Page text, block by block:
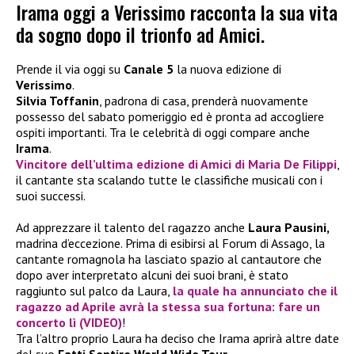
Irama oggi a Verissimo racconta la sua vita
da sogno dopo il trionfo ad Amici.
Prende il via oggi su Canale 5 la nuova edizione di
Verissimo.
Silvia Toffanin, padrona di casa, prenderà nuovamente
possesso del sabato pomeriggio ed è pronta ad accogliere
ospiti importanti. Tra le celebrità di oggi compare anche
Irama.
Vincitore dell’ultima edizione di Amici di Maria De Filippi,
il cantante sta scalando tutte le classifiche musicali con i
suoi successi.
Ad apprezzare il talento del ragazzo anche Laura Pausini,
madrina d’eccezione. Prima di esibirsi al Forum di Assago, la
cantante romagnola ha lasciato spazio al cantautore che
dopo aver interpretato alcuni dei suoi brani, è stato
raggiunto sul palco da Laura, la quale ha annunciato che il
ragazzo ad Aprile avrà la stessa sua fortuna: fare un
concerto lì (VIDEO)!
Tra l’altro proprio Laura ha deciso che Irama aprirà altre date